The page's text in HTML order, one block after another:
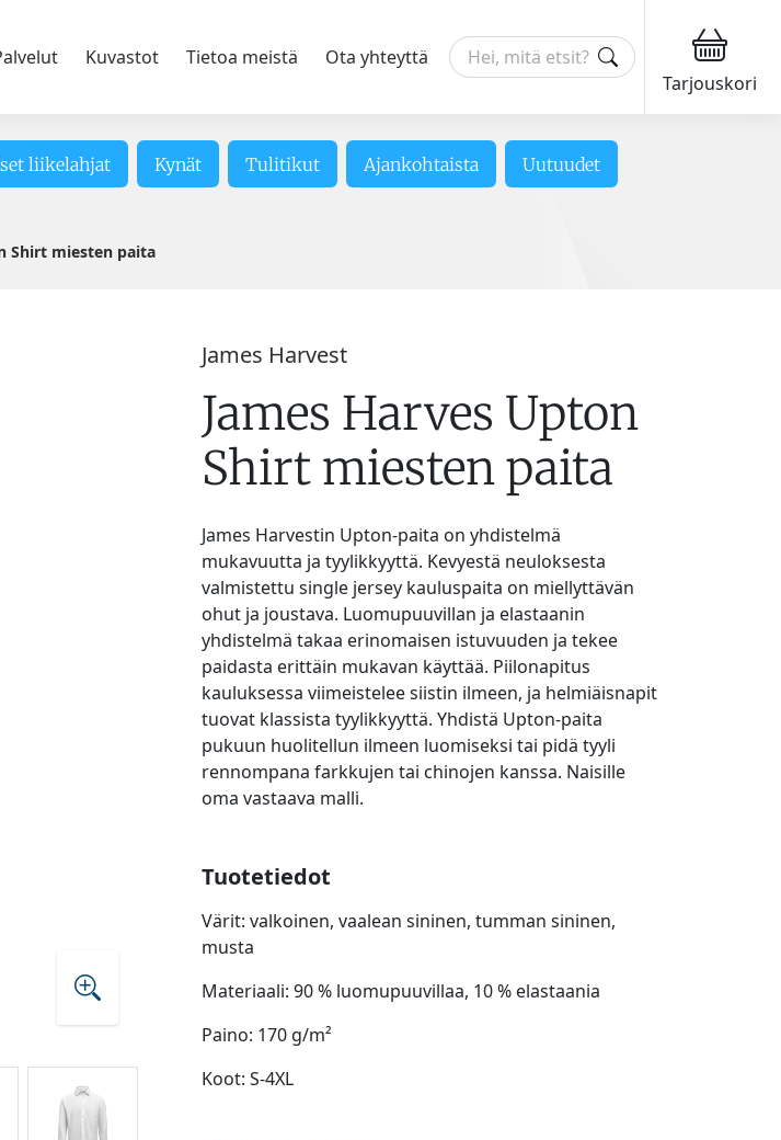
Kuvastot Tietoa meistä
Ota yhteyttä
Tarjouskori
liikelahjat Kynät Tulitikut Ajankohtaista Uutuudet
Shirt miesten paita
James Harvest
James Harves Upton
Shirt miesten paita
James Harvestin Upton-paita on yhdistelmä
mukavuutta ja tyylikkyyttä. Kevyestä neuloksesta
valmistettu single jersey kauluspaita on miellyttävän
ohut ja joustava. Luomupuuvillan ja elastaanin
yhdistelmä takaa erinomaisen istuvuuden ja tekee
paidasta erittäin mukavan käyttää. Piilonapitus
kauluksessa viimeistelee siistin ilmeen, ja helmiäisnapit
tuovat klassista tyylikkyyttä. Yhdistä Upton-paita
pukuun huolitellun ilmeen luomiseksi tai pidä tyyli
rennompana farkkujen tai chinojen kanssa. Naisille
oma vastaava malli.
Tuotetiedot
Värit: valkoinen, vaalean sininen, tumman sininen,
musta
Materiaali: 90 % luomupuuvillaa, 10 % elastaania
Paino: 170 g/m²
Koot: S-4XL